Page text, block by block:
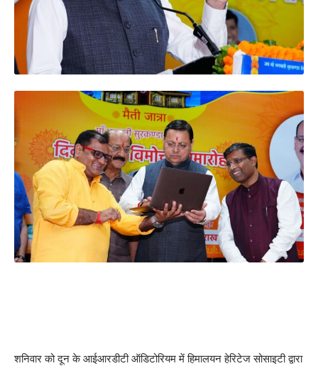
शनिवार को दून के आईआरडीटी ऑडिटोरियम में हिमालयन हेरिटेज सोसाइटी द्वारा